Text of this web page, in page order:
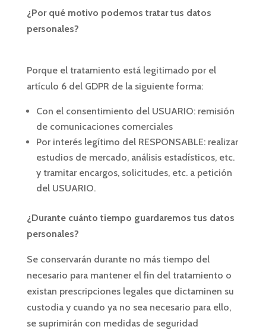
¿Por qué motivo podemos tratar tus datos
personales?
Porque el tratamiento está legitimado por el
artículo 6 del GDPR de la siguiente forma:
Con el consentimiento del USUARIO: remisión
de comunicaciones comerciales
Por interés legítimo del RESPONSABLE: realizar
estudios de mercado, análisis estadísticos, etc.
y tramitar encargos, solicitudes, etc. a petición
del USUARIO.
¿Durante cuánto tiempo guardaremos tus datos
personales?
Se conservarán durante no más tiempo del
necesario para mantener el fin del tratamiento o
existan prescripciones legales que dictaminen su
custodia y cuando ya no sea necesario para ello,
se suprimirán con medidas de seguridad